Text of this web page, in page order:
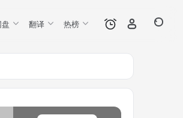
盘 翻译 热榜